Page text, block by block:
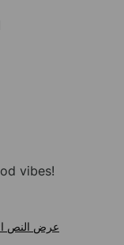
vibes!
عرض النص